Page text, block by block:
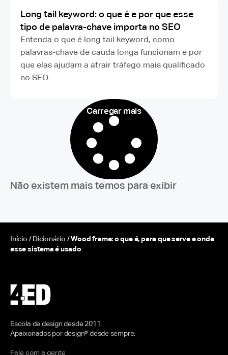
Long tail keyword: o que é e por que esse
tipo de palavra-chave importa no SEO
Entenda o que é long tail keyword, como
palavras-chave de cauda longa funcionam e por
que elas ajudam a atrair tráfego mais qualificado
no SEO.
Carregar mais
Não existem mais temos para exibir
Início /Dicionário /Wood frame: o que é, para que serve e onde
esse sistema é usado
Escola de design desde 2011.
Apaixonados por design® desde sempre.
Fale com a gente